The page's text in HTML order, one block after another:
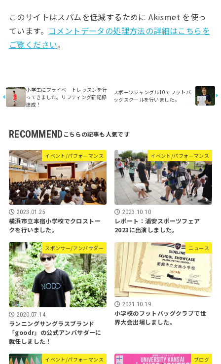
このサイトはスパムを低減するために Akismet を使っ
ています。 コメントデータの処理方法の詳細はこちらを
ご覧ください。
小学生にプライベートレッスンを行
ってきました。リフティング新記録
達成！
スポーツジャングル10でフットバ
ッグスクールを行いました。
RECOMMEND
イベント/パフォーマンス
2023.01.25
横浜市立本宿小学校でクロストー
クを行いました。
イベント/パフォーマンス
2023.10.10
レポート：浦安スポーツフェア
2023に出演しました。
スポンサー/アンバサダー
2020.07.14
ランニングサングラスブランド
「goodr」の公式アンバサダーに
就任しました！
ニュース
2021.10.19
小学校のフットバッグクラブで世
界大会出場しました。
イベント/パフォーマンス ブログ